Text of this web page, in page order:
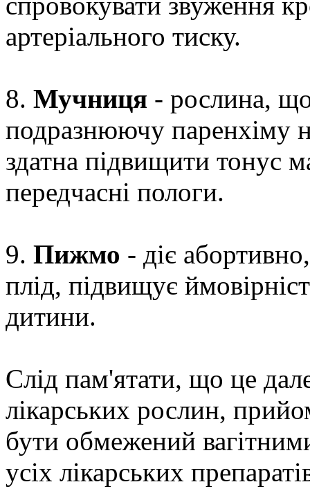
артеріального тиску.
8. Мучниця - рослина,
подразнюючу паренхіму
здатна підвищити тонус
передчасні пологи.
9. Пижмо - діє
плід, підвищує
дитини.
Слід пам'ятати, що це
лікарських рослин,
бути обмежений
усіх лікарських